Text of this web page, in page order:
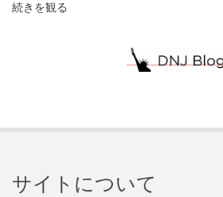
続きを観る
サイトについて